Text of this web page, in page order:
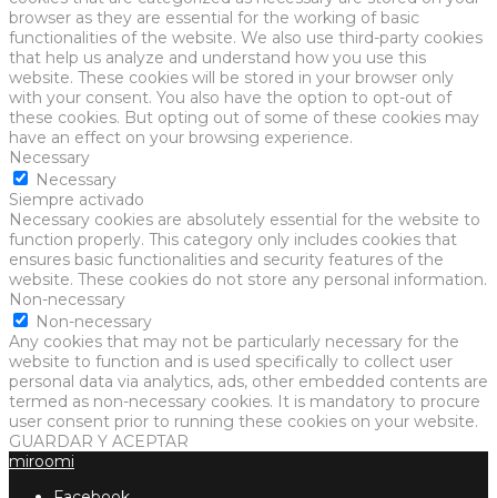
browser as they are essential for the working of basic
functionalities of the website. We also use third-party cookies
that help us analyze and understand how you use this
website. These cookies will be stored in your browser only
with your consent. You also have the option to opt-out of
these cookies. But opting out of some of these cookies may
have an effect on your browsing experience.
Necessary
Necessary
Siempre activado
Necessary cookies are absolutely essential for the website to
function properly. This category only includes cookies that
ensures basic functionalities and security features of the
website. These cookies do not store any personal information.
Non-necessary
Non-necessary
Any cookies that may not be particularly necessary for the
website to function and is used specifically to collect user
personal data via analytics, ads, other embedded contents are
termed as non-necessary cookies. It is mandatory to procure
user consent prior to running these cookies on your website.
GUARDAR Y ACEPTAR
miroomi